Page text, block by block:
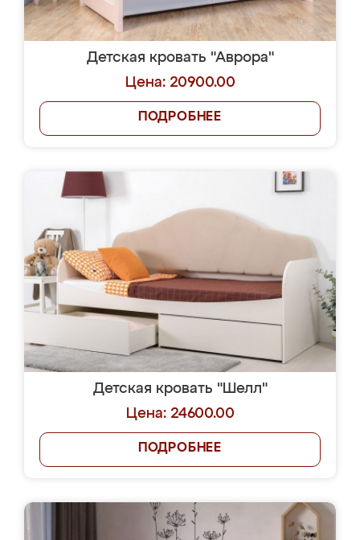
Детская кровать "Аврора"
Цена: 20900.00
ПОДРОБНЕЕ
Детская кровать "Шелл"
Цена: 24600.00
ПОДРОБНЕЕ